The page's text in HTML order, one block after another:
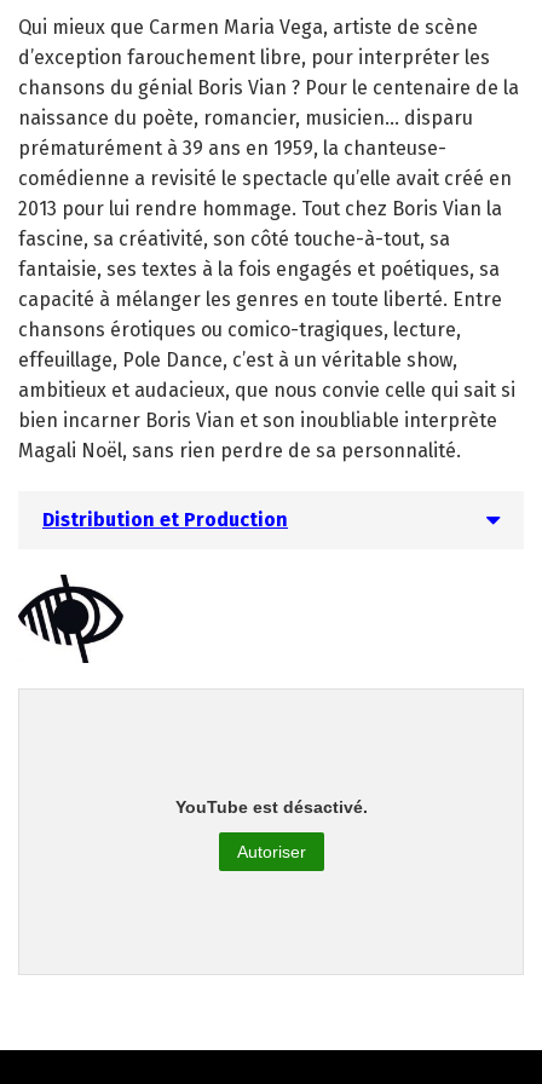
Qui mieux que Carmen Maria Vega, artiste de scène
d’exception farouchement libre, pour interpréter les
chansons du génial Boris Vian ? Pour le centenaire de la
naissance du poète, romancier, musicien… disparu
prématurément à 39 ans en 1959, la chanteuse-
comédienne a revisité le spectacle qu’elle avait créé en
2013 pour lui rendre hommage. Tout chez Boris Vian la
fascine, sa créativité, son côté touche-à-tout, sa
fantaisie, ses textes à la fois engagés et poétiques, sa
capacité à mélanger les genres en toute liberté. Entre
chansons érotiques ou comico-tragiques, lecture,
effeuillage, Pole Dance, c’est à un véritable show,
ambitieux et audacieux, que nous convie celle qui sait si
bien incarner Boris Vian et son inoubliable interprète
Magali Noël, sans rien perdre de sa personnalité.
Distribution et Production
YouTube est désactivé.
Autoriser